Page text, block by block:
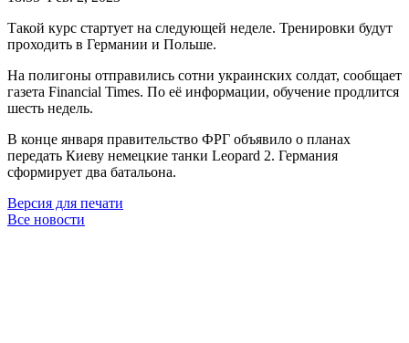
Такой курс стартует на следующей неделе. Тренировки будут
проходить в Германии и Польше.
На полигоны отправились сотни украинских солдат, сообщает
газета Financial Times. По её информации, обучение продлится
шесть недель.
В конце января правительство ФРГ объявило о планах
передать Киеву немецкие танки Leopard 2. Германия
сформирует два батальона.
Версия для печати
Все новости